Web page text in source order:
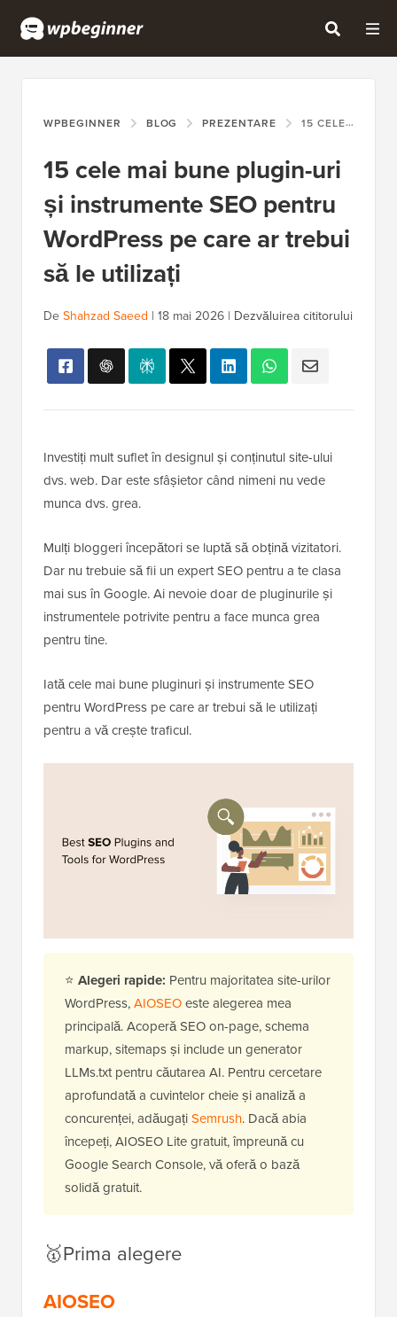
WPBEGINNER BLOG PREZENTARE 15 CELE MAI BUNE PLUGIN-URI ȘI INSTRUMENTE SEO PENTRU WORDPRESS PE CARE AR TREBUI SĂ LE UTILIZAȚI
15 cele mai bune plugin-uri
și instrumente SEO pentru
WordPress pe care ar trebui
să le utilizați
De Shahzad Saeed | 18 mai 2026 | Dezvăluirea cititorului
Investiți mult suflet în designul și conținutul site-ului
dvs. web. Dar este sfâșietor când nimeni nu vede
munca dvs. grea.
Mulți bloggeri începători se luptă să obțină vizitatori.
Dar nu trebuie să fii un expert SEO pentru a te clasa
mai sus în Google. Ai nevoie doar de pluginurile și
instrumentele potrivite pentru a face munca grea
pentru tine.
Iată cele mai bune pluginuri și instrumente SEO
pentru WordPress pe care ar trebui să le utilizați
pentru a vă crește traficul.
⭐ Alegeri rapide: Pentru majoritatea site-urilor
WordPress,AIOSEOeste alegerea mea
principală. Acoperă SEO on-page, schema
markup, sitemaps și include un generator
LLMs.txt pentru căutarea AI. Pentru cercetare
aprofundată a cuvintelor cheie și analiză a
concurenței, adăugațiSemrush. Dacă abia
începeți, AIOSEO Lite gratuit, împreună cu
Google Search Console, vă oferă o bază
solidă gratuit.
🥇Prima alegere
AIOSEO